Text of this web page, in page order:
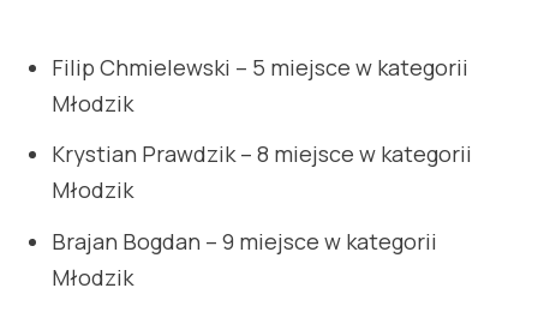
Filip Chmielewski – 5 miejsce w kategorii
Młodzik
Krystian Prawdzik – 8 miejsce w kategorii
Młodzik
Brajan Bogdan – 9 miejsce w kategorii
Młodzik